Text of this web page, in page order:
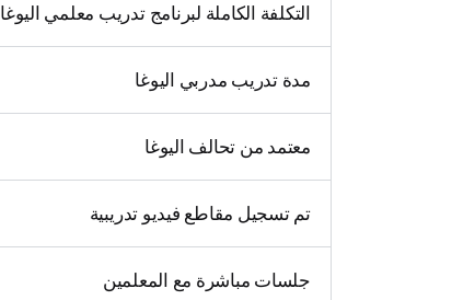
التكلفة الكاملة لبرنامج تدريب معلمي اليوغا
مدة تدريب مدربي اليوغا
معتمد من تحالف اليوغا
تم تسجيل مقاطع فيديو تدريبية
جلسات مباشرة مع المعلمين